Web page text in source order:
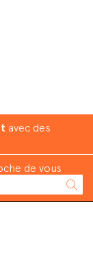
avec des
de vous